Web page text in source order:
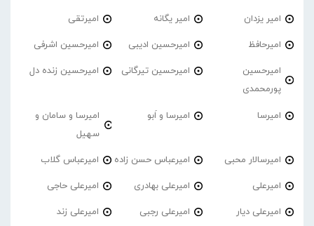
امیر یزدان امیر یگانه امیرتقی
امیرحافظ امیرحسین ادیبی امیرحسین اشرفی
امیرحسین
پورمحمدی
امیرحسین تیرگانی امیرحسین زنده دل
امیرسا امیرسا و اَبو
امیرسا و سامان و
سهیل
امیرسالار محبی امیرعباس حسن زاده امیرعباس گلاب
امیرعلی امیرعلی بهادری امیرعلی حاجی
امیرعلی دیار امیرعلی رجبی امیرعلی زند